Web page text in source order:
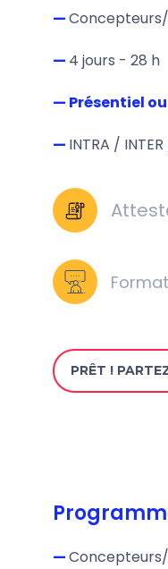
—
— 4 jours - 28 h
— Présentiel
— INTRA /
PRÊT !
—